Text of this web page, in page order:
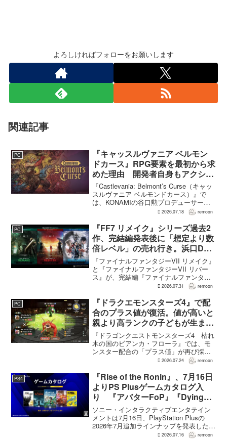
よろしければフォローをお願いします
関連記事
PC
『キャッスルヴァニア ベルモン
ドカース』RPG要素を最初から求
めた理由 開発者自身もアクショ
ンのつらさを実感
『Castlevania: Belmont’s Curse（キャッ
スルヴァニア ベルモンドカース）』で
は、KONAMIの谷口勲プロデューサー
が、レベルアップを含むRPG的システム
何度も挑戦すれば先へ進める...
2026.07.18 remoon
PC
『FF7 リメイク』シリーズ過去2
作、完結編発表後に「想定より数
倍レベル」の売れ行き。浜口Dが
明かす
『ファイナルファンタジーVII リメイク』
と『ファイナルファンタジーVII リバー
ス』が、完結編『ファイナルファンタジ
ーVII リベレーション』の発表後、「我々
ると、シリーズディレクターの浜口直樹
氏がAU...
2026.07.31 remoon
PC
『ドラクエモンスターズ4』で配
合のプラス値が復活。値が高いと
親より高ランクの子どもが生まれ
ることも
『ドラゴンクエストモンスターズ4 枯れ
木の国のビアンカ・フローラ』では、モ
ンスター配合の「プラス値」が再び採用
される。配合を繰り返すことで数値が増
が高くなる補正がかかる。前作『ドラゴ
ンクエストモンスターズ...
2026.07.24 remoon
PS4
『Rise of the Ronin』、7月16日
よりPS Plusゲームカタログ入
り 『アバターFoP』『Dying
Light』なども順次配信
ソニー・インタラクティブエンタテイン
メントは7月16日、PlayStation Plusの
2026年7月追加ラインナップを発表した。
幕末の日本を舞台とするTeam NINJAのオ
2026.07.16 remoon